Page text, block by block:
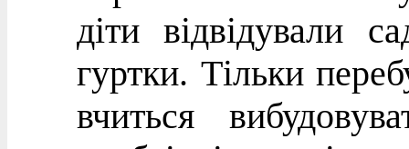
діти відвідували
гуртки. Тільки
вчиться